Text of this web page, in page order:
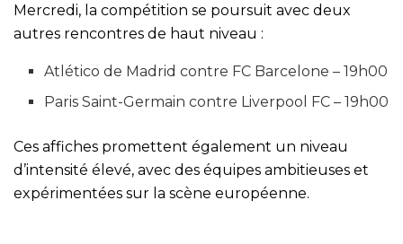
Mercredi, la compétition se poursuit avec deux
autres rencontres de haut niveau :
Atlético de Madrid contre FC Barcelone – 19h00
Paris Saint-Germain contre Liverpool FC – 19h00
Ces affiches promettent également un niveau
d’intensité élevé, avec des équipes ambitieuses et
expérimentées sur la scène européenne.